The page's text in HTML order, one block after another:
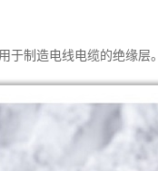
于制造电线电缆的绝缘层。